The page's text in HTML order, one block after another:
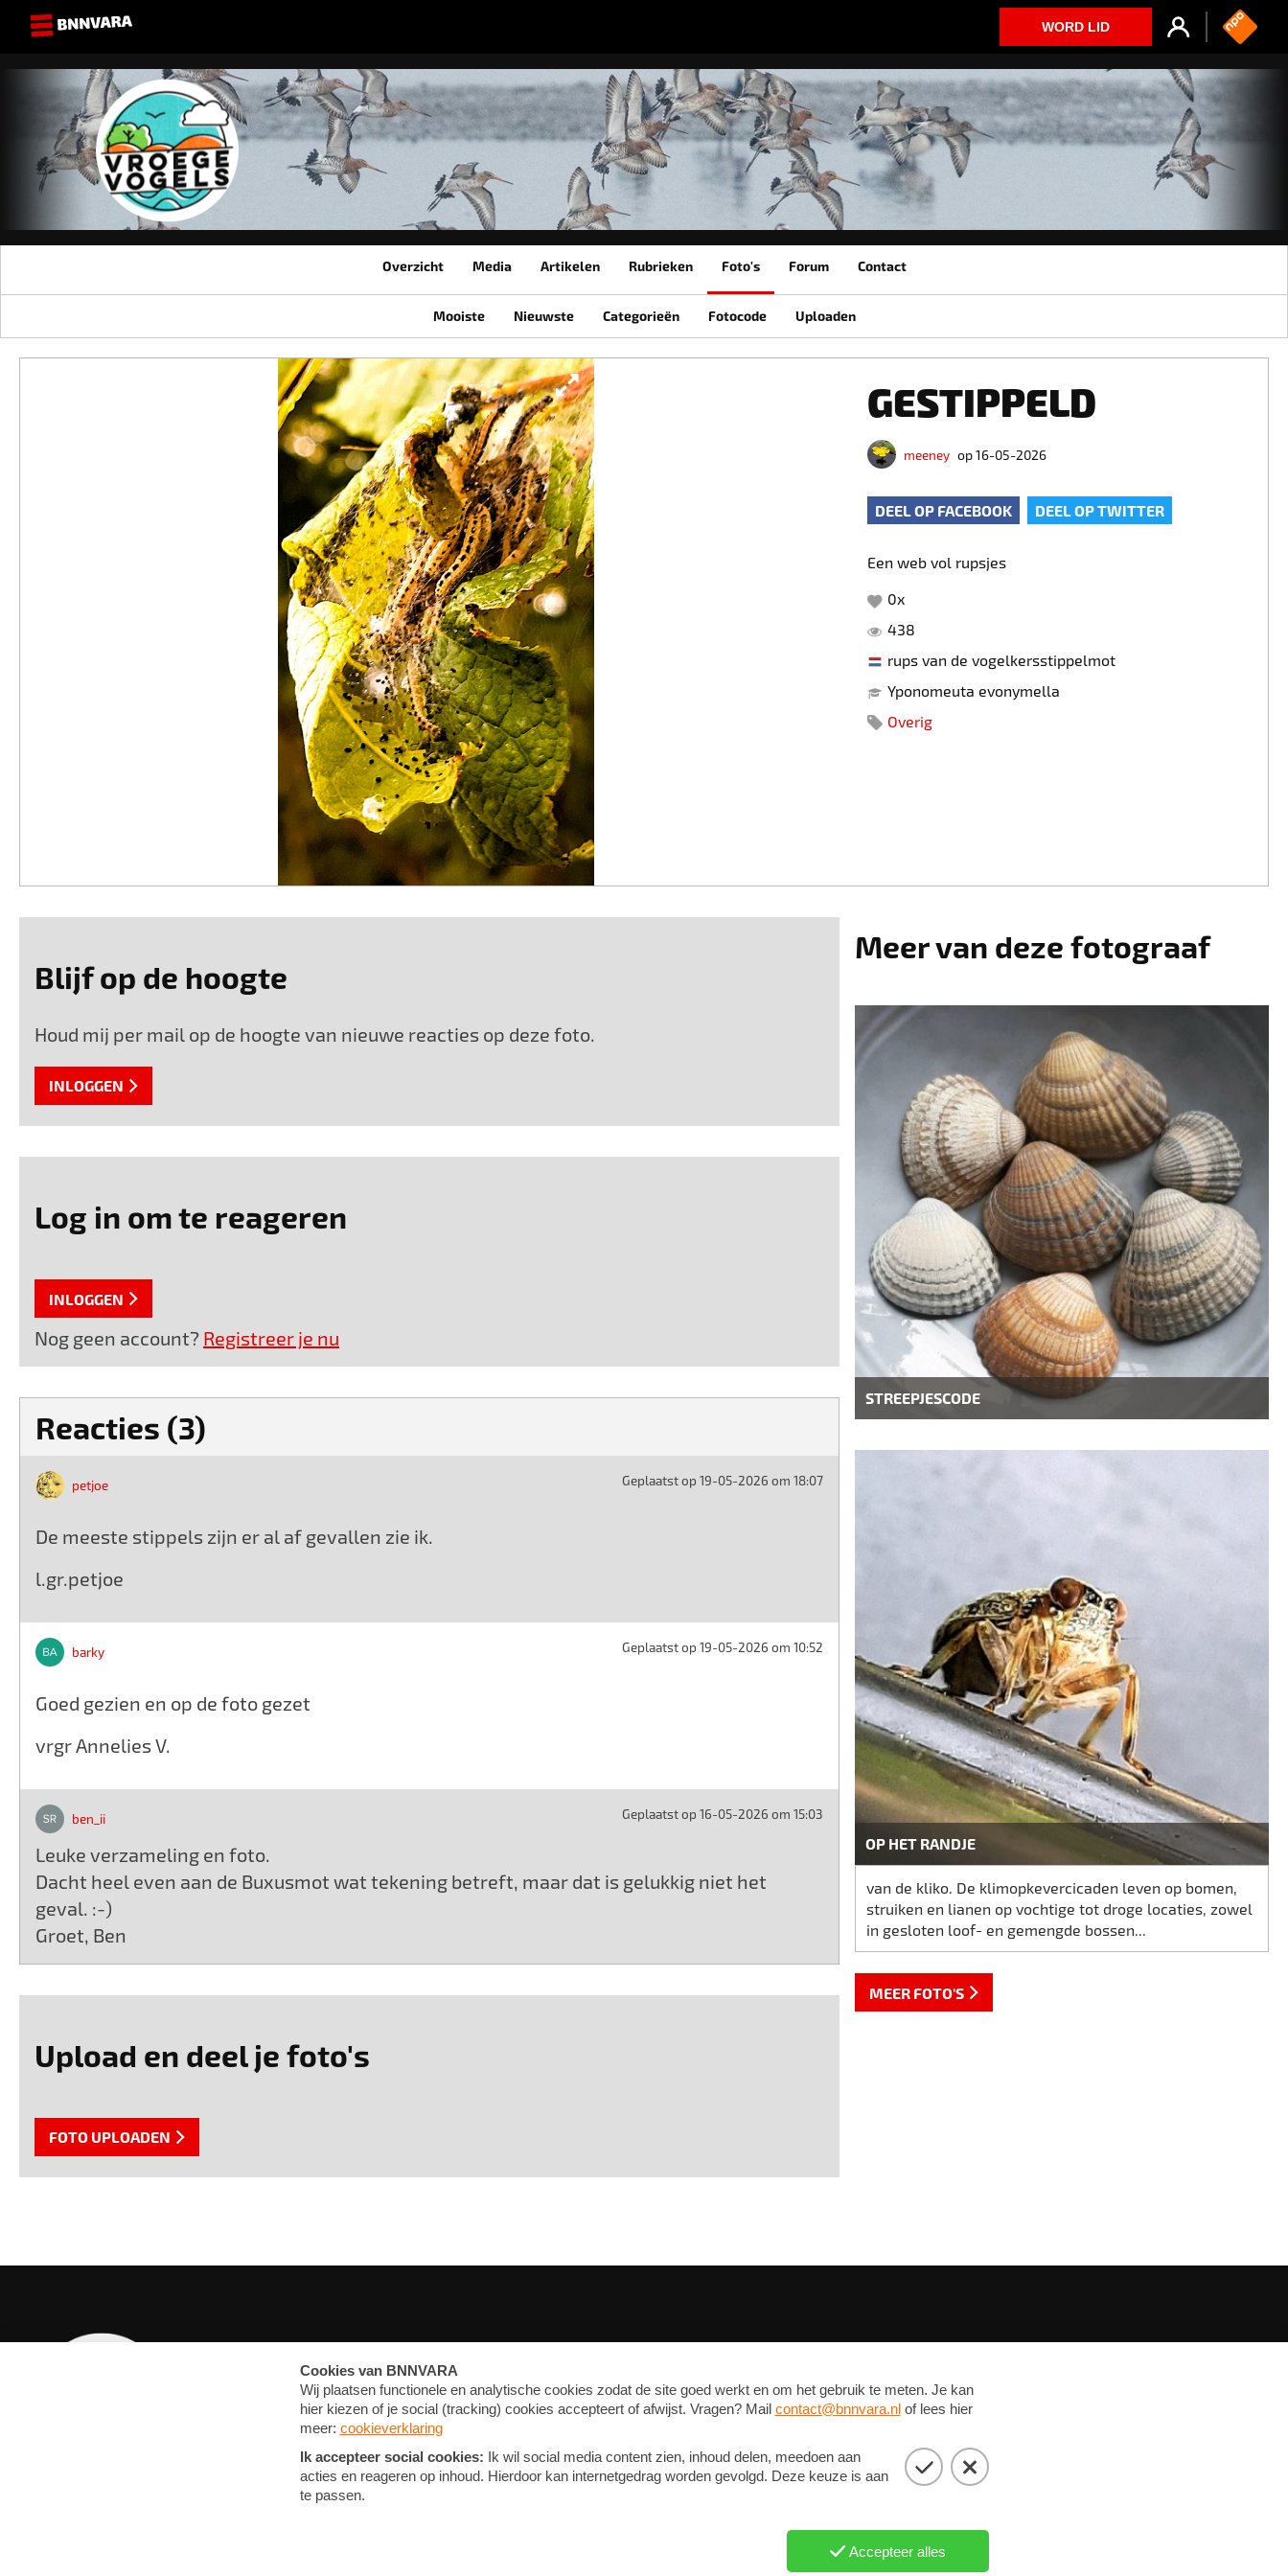
WORD LID
Overzicht Media Artikelen Rubrieken Foto's Forum Contact
Mooiste Nieuwste Categorieën Fotocode Uploaden
GESTIPPELD
meeney op 16-05-2026
DEEL OP FACEBOOK DEEL OP TWITTER
Een web vol rupsjes
0x
438
rups van de vogelkersstippelmot
Yponomeuta evonymella
Overig
Blijf op de hoogte
Houd mij per mail op de hoogte van nieuwe reacties op deze foto.
INLOGGEN
Log in om te reageren
INLOGGEN
Nog geen account? Registreer je nu
Reacties (3)
petjoe Geplaatst op 19-05-2026 om 18:07
De meeste stippels zijn er al af gevallen zie ik.
l.gr.petjoe
barky Geplaatst op 19-05-2026 om 10:52
Goed gezien en op de foto gezet
vrgr Annelies V.
ben_ii Geplaatst op 16-05-2026 om 15:03
Leuke verzameling en foto.
Dacht heel even aan de Buxusmot wat tekening betreft, maar dat is gelukkig niet het
geval. :-)
Groet, Ben
Upload en deel je foto's
FOTO UPLOADEN
Meer van deze fotograaf
STREEPJESCODE
OP HET RANDJE
van de kliko. De klimopkevercicaden leven op bomen,
struiken en lianen op vochtige tot droge locaties, zowel
in gesloten loof- en gemengde bossen...
MEER FOTO'S
CONTACT
PRIVACY EN COOKIE STATEMENT